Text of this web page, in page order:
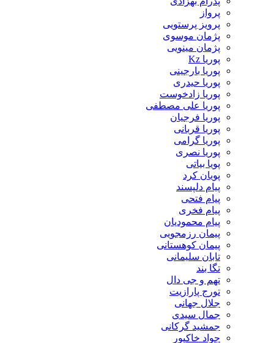
پرویز پرستویی
پژمان موسوی
پژمان مینویی
پوریا بارجینی
پوریا حیدری
پوریا زادخوست
پوریا علی مصطفی
پوریا فرجیان
پوریا قربانی
پوریا گرامی
پوریا نصری
پویا بیاتی
پویان کرد
پیام دلپسند
پیام فتحی
پیام فخری
پیام محمودیان
پیمان رزمجویی
پیمان کوهستانی
تابان سلیمانی
تهم و جی دال
تورج پارازیت
جلال جهانی
جمال سیدی
جمشید گرکانی
جواد خاکپور